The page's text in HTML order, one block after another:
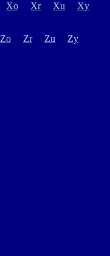
Xo Xr Xu
Xy
Zo Zr Zu Zy